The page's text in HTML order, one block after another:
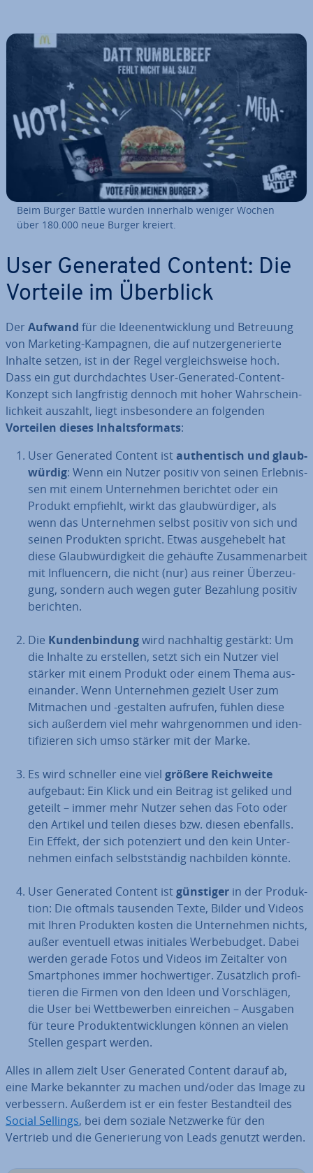
Beim Burger Battle wurden innerhalb weniger Wochen
über 180.000 neue Burger kreiert.
User Generated Content: Die
Vorteile im Überblick
Der Aufwand für die Ideen­ent­wick­lung und Betreuung
von Marketing-Kampagnen, die auf nut­zer­ge­ne­rier­te
Inhalte setzen, ist in der Regel ver­gleichs­wei­se hoch.
Dass ein gut durch­dach­tes User-Generated-Content-
Konzept sich lang­fris­tig dennoch mit hoher Wahr­schein­
lich­keit auszahlt, liegt ins­be­son­de­re an folgenden
Vorteilen dieses In­halts­for­mats:
User Generated Content istau­then­tisch und glaub­
wür­dig: Wenn ein Nutzer positiv von seinen Er­leb­nis­
sen mit einem Un­ter­neh­men berichtet oder ein
Produkt empfiehlt, wirkt das glaub­wür­di­ger, als
wenn das Un­ter­neh­men selbst positiv von sich und
seinen Produkten spricht. Etwas aus­ge­he­belt hat
diese Glaub­wür­dig­keit die gehäufte Zu­sam­men­ar­beit
mit In­fluen­cern, die nicht (nur) aus reiner Über­zeu­
gung, sondern auch wegen guter Bezahlung positiv
berichten.
Die Kun­den­bin­dungwird nach­hal­tig gestärkt: Um
die Inhalte zu erstellen, setzt sich ein Nutzer viel
stärker mit einem Produkt oder einem Thema aus­
ein­an­der. Wenn Un­ter­neh­men gezielt User zum
Mitmachen und -gestalten aufrufen, fühlen diese
sich außerdem viel mehr wahr­ge­nom­men und iden­
ti­fi­zie­ren sich umso stärker mit der Marke.
Es wird schneller eine viel größere Reich­wei­te
aufgebaut: Ein Klick und ein Beitrag ist geliked und
geteilt – immer mehr Nutzer sehen das Foto oder
den Artikel und teilen dieses bzw. diesen ebenfalls.
Ein Effekt, der sich po­ten­ziert und den kein Un­ter­
neh­men einfach selbst­stän­dig nach­bil­den könnte.
User Generated Content istgünstiger in der Pro­duk­
ti­on: Die oftmals tausenden Texte, Bilder und Videos
mit Ihren Produkten kosten die Un­ter­neh­men nichts,
außer eventuell etwas initiales Wer­be­bud­get. Dabei
werden gerade Fotos und Videos im Zeitalter von
Smart­phones immer hoch­wer­ti­ger. Zu­sätz­lich pro­fi­
tie­ren die Firmen von den Ideen und Vor­schlä­gen,
die User bei Wett­be­wer­ben ein­rei­chen – Ausgaben
für teure Pro­dukt­ent­wick­lun­gen können an vielen
Stellen gespart werden.
Alles in allem zielt User Generated Content darauf ab,
eine Marke bekannter zu machen und/oder das Image zu
ver­bes­sern. Außerdem ist er ein fester Be­stand­teil des
Social Sellings, bei dem soziale Netzwerke für den
Vertrieb und die Ge­ne­rie­rung von Leads genutzt werden.